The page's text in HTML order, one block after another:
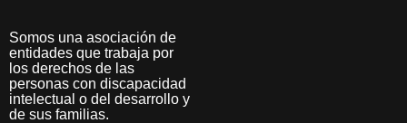
Somos una asociación de
entidades que trabaja por
los derechos de las
personas con discapacidad
intelectual o del desarrollo y
de sus familias.